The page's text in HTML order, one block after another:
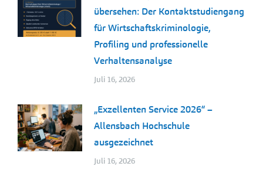
übersehen: Der Kontaktstudiengang
für Wirtschaftskriminologie,
Profiling und professionelle
Verhaltensanalyse
Juli 16, 2026
„Exzellenten Service 2026“ –
Allensbach Hochschule
ausgezeichnet
Juli 16, 2026